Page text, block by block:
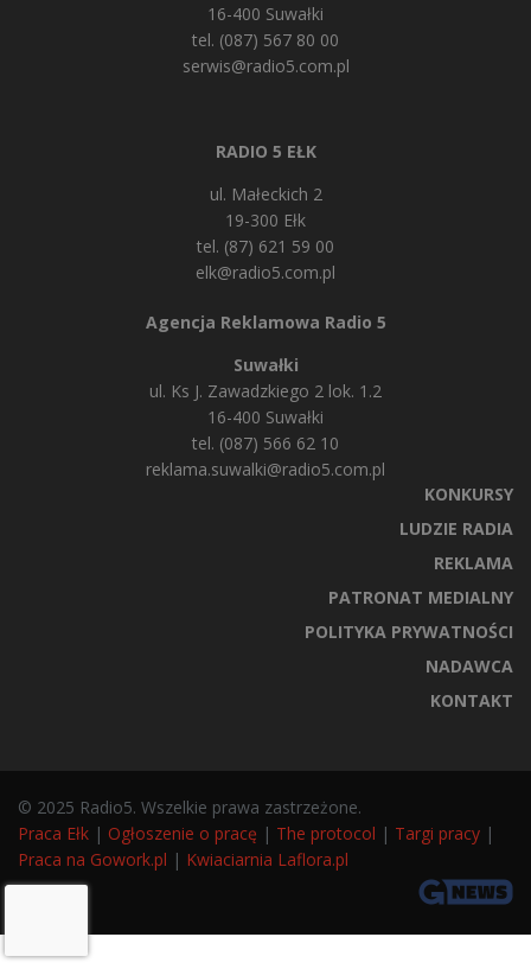
16-400 Suwałki
tel. (087) 567 80 00
serwis@radio5.com.pl
RADIO 5 EŁK
ul. Małeckich 2
19-300 Ełk
tel. (87) 621 59 00
elk@radio5.com.pl
Agencja Reklamowa Radio 5
Suwałki
ul. Ks J. Zawadzkiego 2 lok. 1.2
16-400 Suwałki
tel. (087) 566 62 10
reklama.suwalki@radio5.com.pl
KONKURSY
LUDZIE RADIA
REKLAMA
PATRONAT MEDIALNY
POLITYKA PRYWATNOŚCI
NADAWCA
KONTAKT
© 2025 Radio5. Wszelkie prawa zastrzeżone.
Praca Ełk | Ogłoszenie o pracę | The protocol | Targi pracy |
Praca na Gowork.pl | Kwiaciarnia Laflora.pl